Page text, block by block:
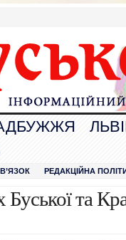
РЕДАКЦІЙНА
та